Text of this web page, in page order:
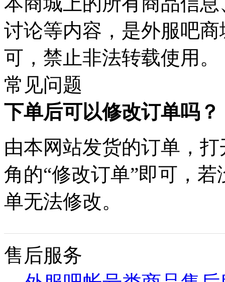
讨论等内容，是外服吧
可，禁止非法转载使用。
常见问题
下单后可以修改订单吗？
由本网站发货的订单，
角的“修改订单”即可，
单无法修改。
售后服务